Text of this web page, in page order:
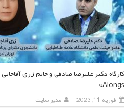
Alongs»
فوریه 11, 2023 مدیر سایت